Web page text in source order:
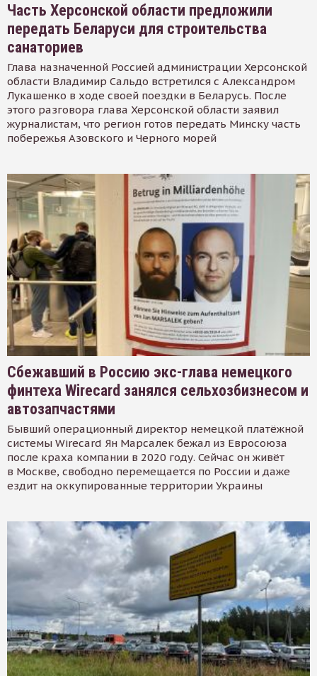
Часть Херсонской области предложили
передать Беларуси для строительства
санаториев
Глава назначенной Россией администрации Херсонской
области Владимир Сальдо встретился с Александром
Лукашенко в ходе своей поездки в Беларусь. После
этого разговора глава Херсонской области заявил
журналистам, что регион готов передать Минску часть
побережья Азовского и Черного морей
Сбежавший в Россию экс-глава немецкого
финтеха Wirecard занялся сельхозбизнесом и
автозапчастями
Бывший операционный директор немецкой платёжной
системы Wirecard Ян Марсалек бежал из Евросоюза
после краха компании в 2020 году. Сейчас он живёт
в Москве, свободно перемещается по России и даже
ездит на оккупированные территории Украины